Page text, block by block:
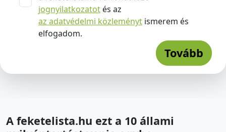
jognyilatkozatot és az
az adatvédelmi közleményt ismerem és
elfogadom.
Tovább
A feketelista.hu ezt a 10 állami